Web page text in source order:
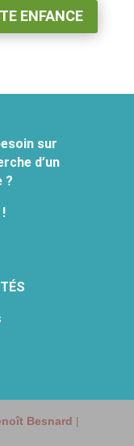
ENFANCE
sur
d’un
?
Besnard |